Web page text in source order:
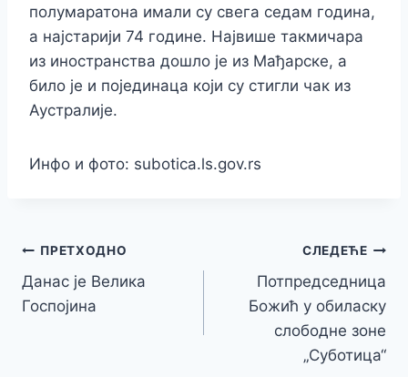
полумаратона имали су свега седам година,
а најстарији 74 године. Највише такмичара
из иностранства дошло је из Мађарске, а
било је и појединаца који су стигли чак из
Аустралије.
Инфо и фото: subotica.ls.gov.rs
Кретање
чланка
ПРЕТХОДНО
Данас је Велика
Госпојина
СЛЕДЕЋЕ
Потпредседница
Божић у обиласку
слободне зоне
„Суботица“